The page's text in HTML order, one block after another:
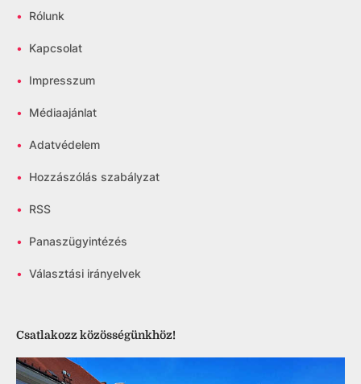
• Rólunk
• Kapcsolat
• Impresszum
• Médiaajánlat
• Adatvédelem
• Hozzászólás szabályzat
• RSS
• Panaszügyintézés
• Választási irányelvek
Csatlakozz közösségünkhöz!